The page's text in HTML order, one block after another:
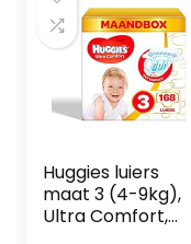
Huggies luiers
maat 3 (4-9kg),
Ultra Comfort,